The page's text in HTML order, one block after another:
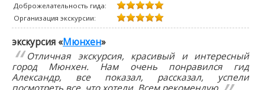
Доброжелательность гида:
Организация экскурсии:
экскурсия «Мюнхен»
Отличная экскурсия, красивый и интересный
город Мюнхен. Нам очень понравился гид
Александр, все показал, рассказал, успели